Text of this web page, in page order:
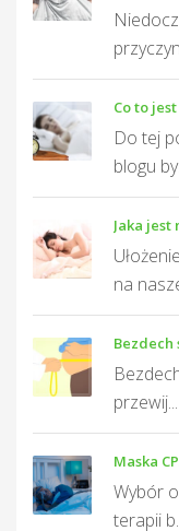
Co to
Do tej
blogu
Jaka jest
na
Bezdech
przewij...
Maska
Wybór
terapii